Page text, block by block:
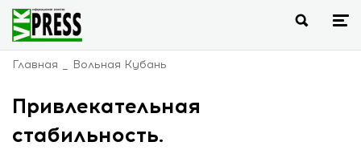
Главная Вольная Кубань
Привлекательная
стабильность.